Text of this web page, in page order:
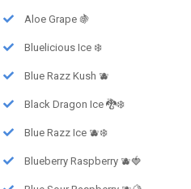
Aloe Grape 🍇
Bluelicious Ice ❄️
Blue Razz Kush 🫐
Black Dragon Ice 🐉❄️
Blue Razz Ice 🫐❄️
Blueberry Raspberry 🫐🍓